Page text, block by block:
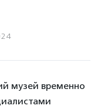
музей временно